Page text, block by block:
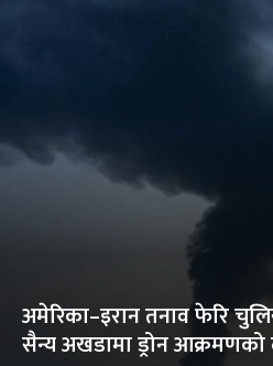
अमेरिका–इरान तनाव फेरि
सैन्य अखडामा ड्रोन आक्रमणको